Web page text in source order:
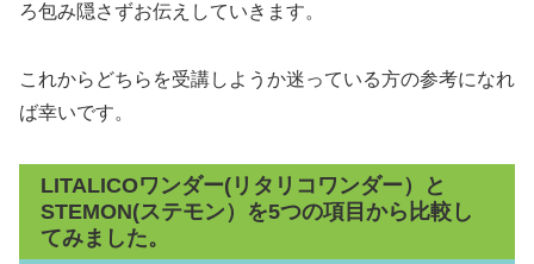
ろ包み隠さずお伝えしていきます。
これからどちらを受講しようか迷っている方の参考になれ
ば幸いです。
LITALICOワンダー(リタリコワンダー）と
STEMON(ステモン）を5つの項目から比較し
てみました。